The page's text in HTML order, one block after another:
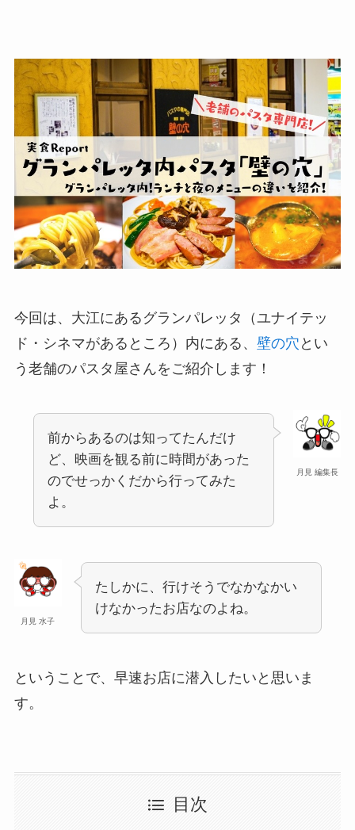
今回は、大江にあるグランパレッタ（ユナイテッ
ド・シネマがあるところ）内にある、 壁の穴 とい
う老舗のパスタ屋さんをご紹介します！
月見 編集長
前からあるのは知ってたんだけ
ど、映画を観る前に時間があった
のでせっかくだから行ってみた
よ。
月見 水子
たしかに、行けそうでなかなかい
けなかったお店なのよね。
ということで、早速お店に潜入したいと思いま
す。
目次